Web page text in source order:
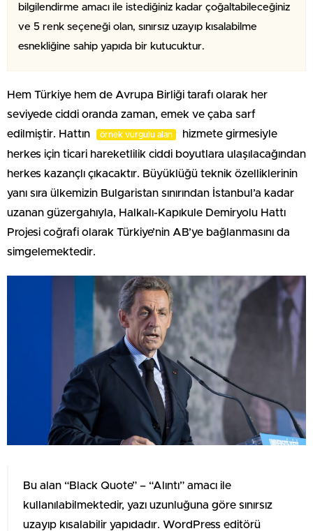
bilgilendirme amacı ile istediğiniz kadar çoğaltabileceğiniz
ve 5 renk seçeneği olan, sınırsız uzayıp kısalabilme
esnekliğine sahip yapıda bir kutucuktur.
Hem Türkiye hem de Avrupa Birliği tarafı olarak her
seviyede ciddi oranda zaman, emek ve çaba sarf
edilmiştir. Hattın
örnek vurgulu alan
hizmete girmesiyle
herkes için ticari hareketlilik ciddi boyutlara ulaşılacağından
herkes kazançlı çıkacaktır. Büyüklüğü teknik özelliklerinin
yanı sıra ülkemizin Bulgaristan sınırından İstanbul’a kadar
uzanan güzergahıyla, Halkalı-Kapıkule Demiryolu Hattı
Projesi coğrafi olarak Türkiye’nin AB’ye bağlanmasını da
simgelemektedir.
Bu alan “Black Quote” – “Alıntı” amacı ile
kullanılabilmektedir, yazı uzunluğuna göre sınırsız
uzayıp kısalabilir yapıdadır. WordPress editörü